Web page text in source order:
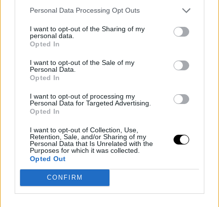
Personal Data Processing Opt Outs
I want to opt-out of the Sharing of my
personal data.
Opted In
I want to opt-out of the Sale of my
Personal Data.
Opted In
I want to opt-out of processing my
Personal Data for Targeted Advertising.
Opted In
I want to opt-out of Collection, Use,
Retention, Sale, and/or Sharing of my
Personal Data that Is Unrelated with the
Purposes for which it was collected.
Opted Out
CONFIRM
AP Images
Ο Ντάστιν Χόφμαν έχει αποκτήσει δυο παιδιά με την πρώην
σύζυγό του, Anne Byrne, και τέσσερα με την 69χρονη Lisa. Η
Lisa - η οποία είναι επιχειρηματίας στη βιομηχανία καλλυντικών
- είχε δηλώσει στο παρελθόν: «Προτεραιότητά μας ήταν να
είμαστε με τα παιδιά. Ακόμα και αν είχαμε μια κοινωνική
υποχρέωση αργότερα, πρώτα δειπνούσαμε με τα παιδιά και
μετά βγαίναμε έξω. Εξακολουθεί να μας αρέσει σε όλους να
είμαστε μαζί γύρω από το τραπέζι».
Αστειεύτηκε επίσης για τον γάμο της με τον διάσημο σύζυγό
της, όταν δήλωσε στην Telegraph: «Λέω ότι ο γάμος στο